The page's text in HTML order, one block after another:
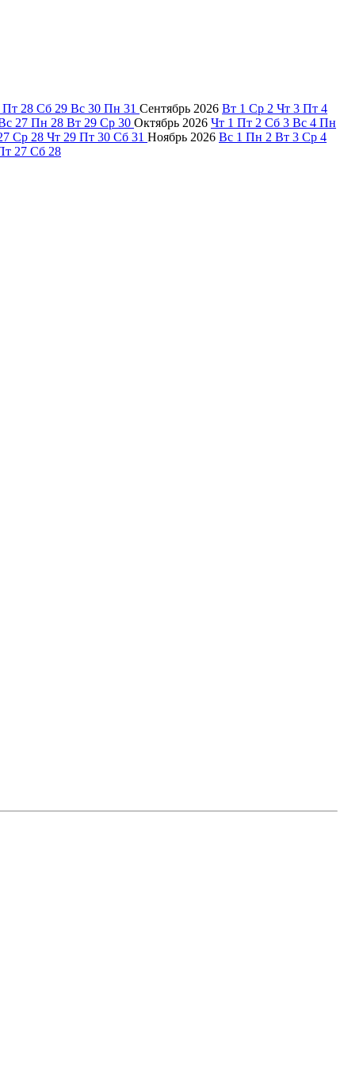
Пт 28 Сб 29 Вс 30 Пн 31 Сентябрь 2026 Вт 1 Ср 2 Чт 3 Пт 4
27 Пн 28 Вт 29 Ср 30 Октябрь 2026 Чт 1 Пт 2 Сб 3 Вс 4 Пн
Ср 28 Чт 29 Пт 30 Сб 31 Ноябрь 2026 Вс 1 Пн 2 Вт 3 Ср 4
27 Сб 28